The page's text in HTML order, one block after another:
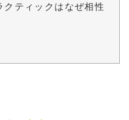
クティックはなぜ相性